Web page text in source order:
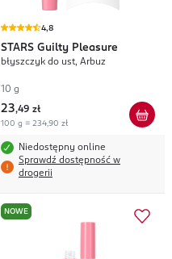
4,8
STARS Guilty Pleasure
błyszczyk do ust, Arbuz
10 g
23,49 zł
100 g = 234,90 zł
Niedostępny online
Sprawdź dostępność w
drogerii
NOWE